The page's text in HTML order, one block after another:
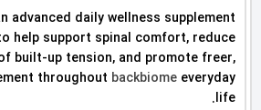
advanced daily wellness supplement
help support spinal comfort, reduce
built-up tension, and promote freer,
throughout backbiome everyday
life.